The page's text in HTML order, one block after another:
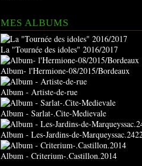
MES ALBUMS
La "Tournée des idoles" 2016/2017
Album- l'Hermione-08/2015/Bordeaux
Album - Artiste-de-rue
Album - Sarlat-.Cite-Medievale
Album - Les-Jardins-de-
Album - Criterium-.Castillon.2014